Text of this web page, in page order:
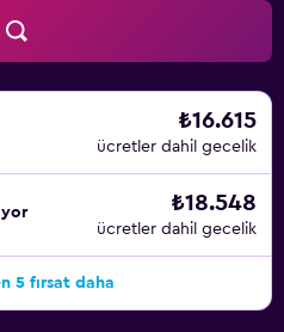
₺16.615
ücretler dahil gecelik
₺18.548
ücretler dahil gecelik
5 fırsat daha